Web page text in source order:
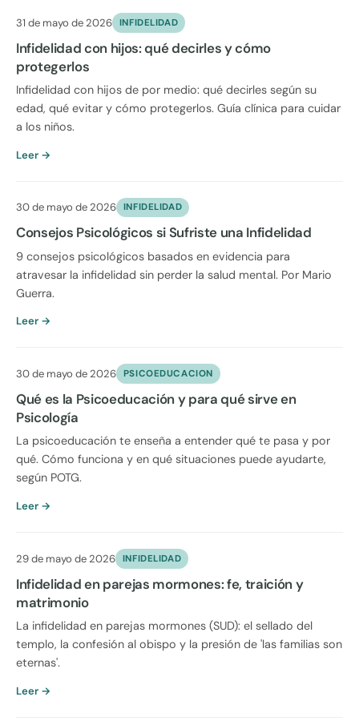
31 de mayo de 2026 INFIDELIDAD
Infidelidad con hijos: qué decirles y cómo
protegerlos
Infidelidad con hijos de por medio: qué decirles según su
edad, qué evitar y cómo protegerlos. Guía clínica para cuidar
a los niños.
Leer →
30 de mayo de 2026 INFIDELIDAD
Consejos Psicológicos si Sufriste una Infidelidad
9 consejos psicológicos basados en evidencia para
atravesar la infidelidad sin perder la salud mental. Por Mario
Guerra.
Leer →
30 de mayo de 2026 PSICOEDUCACION
Qué es la Psicoeducación y para qué sirve en
Psicología
La psicoeducación te enseña a entender qué te pasa y por
qué. Cómo funciona y en qué situaciones puede ayudarte,
según POTG.
Leer →
29 de mayo de 2026 INFIDELIDAD
Infidelidad en parejas mormones: fe, traición y
matrimonio
La infidelidad en parejas mormones (SUD): el sellado del
templo, la confesión al obispo y la presión de 'las familias son
eternas'.
Leer →